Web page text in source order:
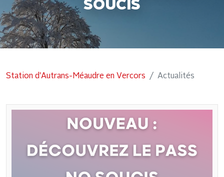
SOUCIS
Station d'Autrans-Méaudre en Vercors Actualités